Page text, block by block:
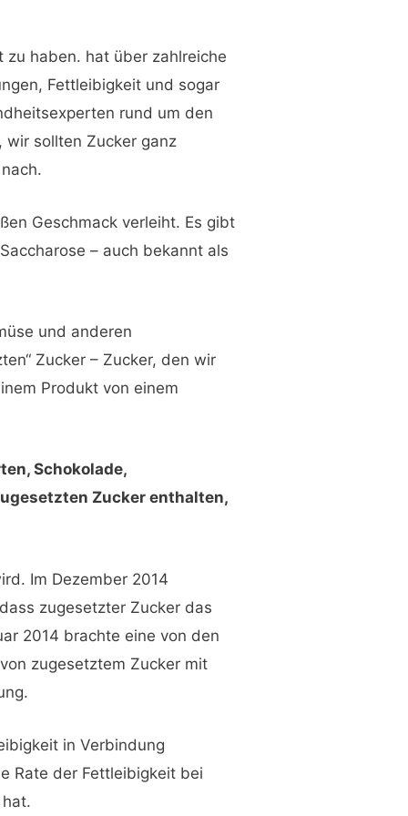
zu haben. hat über zahlreiche
Fettleibigkeit und sogar
rund um den
wir sollten Zucker ganz
Geschmack verleiht. Es gibt
– auch bekannt als
und anderen
Zucker – Zucker, den wir
Produkt von einem
Schokolade,
Zucker enthalten,
Im Dezember 2014
zugesetzter Zucker das
2014 brachte eine von den
zugesetztem Zucker mit
in Verbindung
Rate der Fettleibigkeit bei